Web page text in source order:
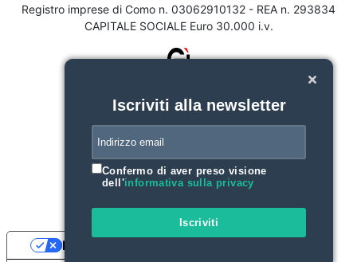
Registro imprese di Como n. 03062910132 - REA n. 293834
CAPITALE SOCIALE Euro 30.000 i.v.
Iscriviti alla newsletter
Confermo di aver preso visione
dell'informativa sulla privacy
Iscriviti
Le tue preferenze relative alla privacy